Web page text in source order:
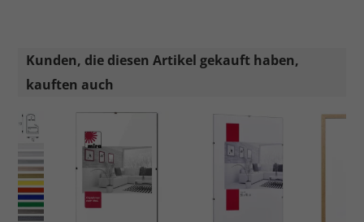
Kunden, die diesen Artikel gekauft haben,
kauften auch